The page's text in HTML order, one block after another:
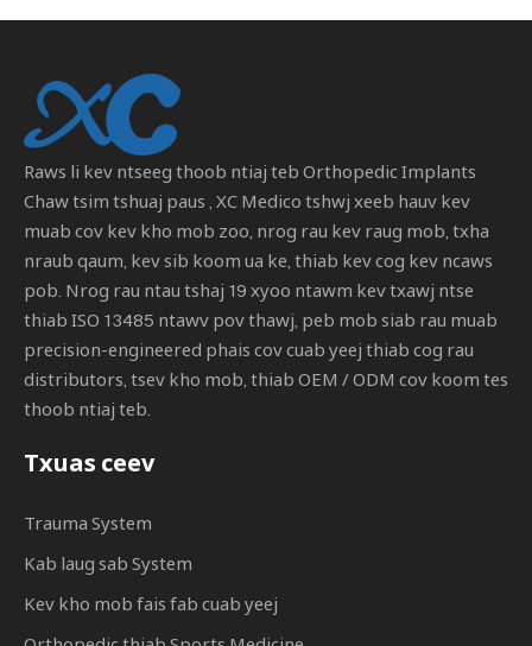
Raws li kev ntseeg thoob ntiaj teb Orthopedic Implants
Chaw tsim tshuaj paus , XC Medico tshwj xeeb hauv kev
muab cov kev kho mob zoo, nrog rau kev raug mob, txha
nraub qaum, kev sib koom ua ke, thiab kev cog kev ncaws
pob. Nrog rau ntau tshaj 19 xyoo ntawm kev txawj ntse
thiab ISO 13485 ntawv pov thawj, peb mob siab rau muab
precision-engineered phais cov cuab yeej thiab cog rau
distributors, tsev kho mob, thiab OEM / ODM cov koom tes
thoob ntiaj teb.
Txuas ceev
Trauma System
Kab laug sab System
Kev kho mob fais fab cuab yeej